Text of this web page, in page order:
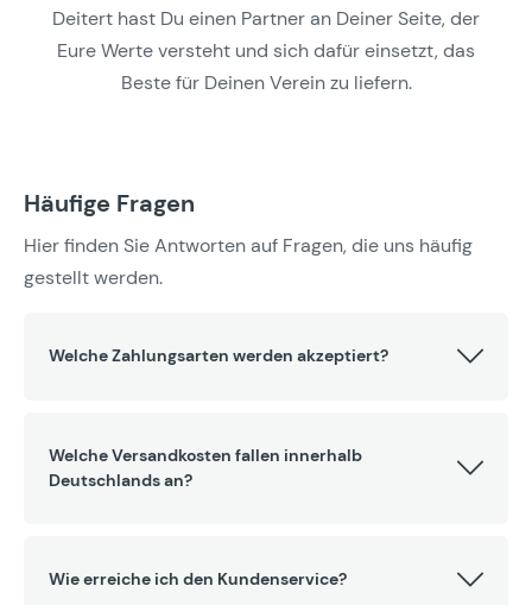
Deitert hast Du einen Partner an Deiner Seite, der
Eure Werte versteht und sich dafür einsetzt, das
Beste für Deinen Verein zu liefern.
Häufige Fragen
Hier finden Sie Antworten auf Fragen, die uns häufig
gestellt werden.
Welche Zahlungsarten werden akzeptiert?
Welche Versandkosten fallen innerhalb
Deutschlands an?
Wie erreiche ich den Kundenservice?